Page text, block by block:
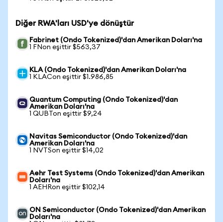
Diğer RWA'ları USD'ye dönüştür
Fabrinet (Ondo Tokenized)'dan Amerikan Doları'na
1 FNon eşittir $563,37
KLA (Ondo Tokenized)'dan Amerikan Doları'na
1 KLACon eşittir $1.986,85
Quantum Computing (Ondo Tokenized)'dan
Amerikan Doları'na
1 QUBTon eşittir $9,24
Navitas Semiconductor (Ondo Tokenized)'dan
Amerikan Doları'na
1 NVTSon eşittir $14,02
Aehr Test Systems (Ondo Tokenized)'dan Amerikan
Doları'na
1 AEHRon eşittir $102,14
ON Semiconductor (Ondo Tokenized)'dan Amerikan
Doları'na